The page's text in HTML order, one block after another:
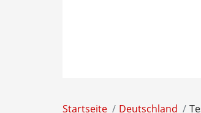
Startseite Deutschland